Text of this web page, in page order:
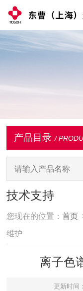
产品目录 /
技术支持
您现在的位置：首页
维护
离子色
更新时间